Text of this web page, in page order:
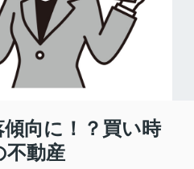
向に！？買い時
不動産